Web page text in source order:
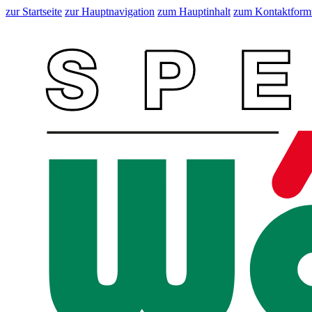
zur Startseite zur Hauptnavigation zum Hauptinhalt zum